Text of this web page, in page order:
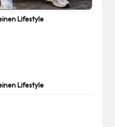
Lifestyle
Lifestyle